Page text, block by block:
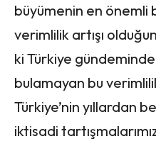
büyümenin en önemli
verimlilik artışı
ki Türkiye
bulamayan bu
Türkiye’nin yıllardan
iktisadi